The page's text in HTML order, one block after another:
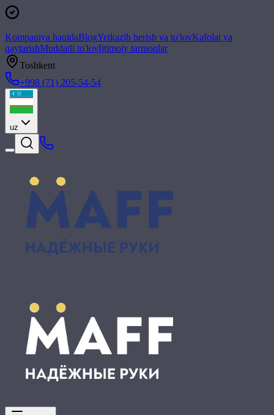
Kompaniya haqidaBlogYetkazib berish va to'lovKafolat va
qaytarishMuddatli to'lovIjtimoiy tarmoqlar
Toshkent
+998 (71) 205-54-54
uz